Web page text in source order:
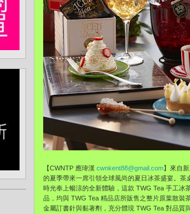
【CWNTP 應瑋漢 cwnkent88@gmail.com】來自
的夏季帶來一席引領全球風尚的夏日冰茶盛宴。
時光奉上暢涼的全新體驗，這款 TWG Tea 手工冰
品，均與 TWG Tea 精品店所販售之整片原葉散裝
金屬訂書針與黏著劑，充分體現 TWG Tea 對品質